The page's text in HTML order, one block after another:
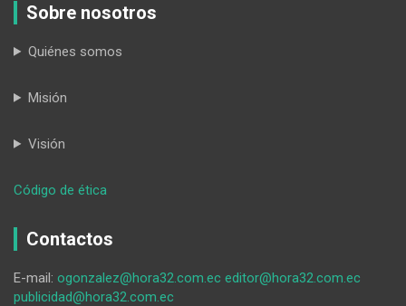
Sobre nosotros
Quiénes somos
Misión
Visión
Código de ética
12-
Contactos
E-mail: ogonzalez@hora32.com.ec editor@hora32.com.ec
publicidad@hora32.com.ec